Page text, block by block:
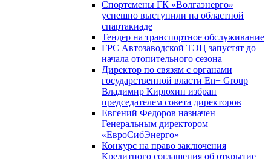
Спортсмены ГК «Волгаэнерго»
успешно выступили на областной
спартакиаде
Тендер на транспортное обслуживание
ГРС Автозаводской ТЭЦ запустят до
начала отопительного сезона
Директор по связям с органами
государственной власти En+ Group
Владимир Кирюхин избран
председателем совета директоров
Евгений Федоров назначен
Генеральным директором
«ЕвроСибЭнерго»
Конкурс на право заключения
Кредитного соглашения об открытие